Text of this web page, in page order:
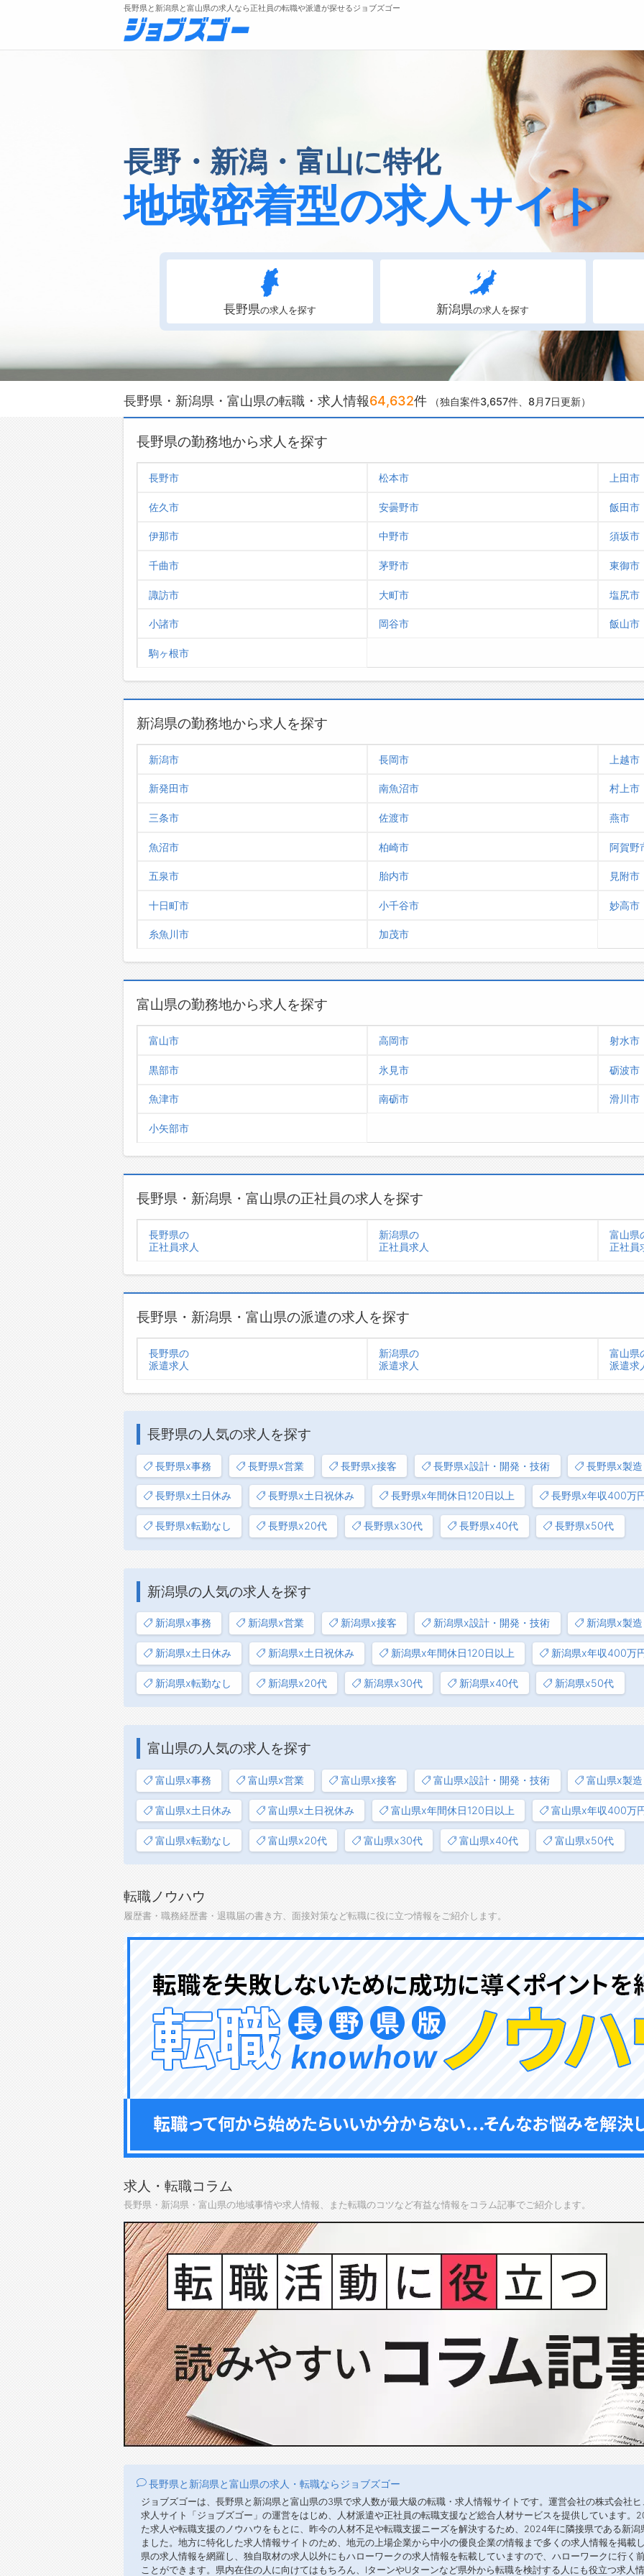
無料会員
トップ
詳細情報で求人を探す
転職支援サービスについて
転職ノウハウ(応募書類の書き方・面接対策な
ど)
転職・採用コラム
長野県と新潟県と富山県の求人なら正社員の転職や派遣が探せるジョブズゴー
長野・新潟・富山に特化
地域密着型の求人サイト
長野県の求人を探す 新潟県の求人を探す
長野県・新潟県・富山県の転職・求人情報64,632件 （独自案件3,657件 、8月7日更新）
長野県の勤務地から求人を探す
長野市 松本市 上田市
佐久市 安曇野市 飯田市
伊那市 中野市 須坂市
千曲市 茅野市 東御市
諏訪市 大町市 塩尻市
小諸市 岡谷市 飯山市
駒ヶ根市
新潟県の勤務地から求人を探す
新潟市 長岡市 上越市
新発田市 南魚沼市 村上市
三条市 佐渡市 燕市
魚沼市 柏崎市 阿賀野
五泉市 胎内市 見附市
十日町市 小千谷市 妙高市
糸魚川市 加茂市
富山県の勤務地から求人を探す
富山市 高岡市 射水市
黒部市 氷見市 砺波市
魚津市 南砺市 滑川市
小矢部市
長野県・新潟県・富山県の正社員の求人を探す
長野県の
正社員求人
新潟県の
正社員求人
富山県
正社員
長野県・新潟県・富山県の派遣の求人を探す
長野県の
派遣求人
新潟県の
派遣求人
富山県
派遣求
長野県の人気の求人を探す
長野県x事務 長野県x営業 長野県x接客 長野県x設計・開発・技術 長野県x製
長野県x土日休み 長野県x土日祝休み 長野県x年間休日120日以上 長野県x年収400万
長野県x転勤なし 長野県x20代 長野県x30代 長野県x40代 長野県x50代
新潟県の人気の求人を探す
新潟県x事務 新潟県x営業 新潟県x接客 新潟県x設計・開発・技術 新潟県x製
新潟県x土日休み 新潟県x土日祝休み 新潟県x年間休日120日以上 新潟県x年収400万
新潟県x転勤なし 新潟県x20代 新潟県x30代 新潟県x40代 新潟県x50代
富山県の人気の求人を探す
富山県x事務 富山県x営業 富山県x接客 富山県x設計・開発・技術 富山県x製
富山県x土日休み 富山県x土日祝休み 富山県x年間休日120日以上 富山県x年収400万
富山県x転勤なし 富山県x20代 富山県x30代 富山県x40代 富山県x50代
転職ノウハウ
履歴書・職務経歴書・退職届の書き方、面接対策など転職に役に立つ情報をご紹介します。
求人・転職コラム
長野県・新潟県・富山県の地域事情や求人情報、また転職のコツなど有益な情報をコラム記事でご紹介します。
長野県と新潟県と富山県の求人・転職ならジョブズゴー
ジョブズゴーは、長野県と新潟県と富山県の3県で求人数が最大級の転職・求人情報サイトです。運営会社の株式会社
求人サイト「ジョブズゴー」の運営をはじめ、人材派遣や正社員の転職支援など総合人材サービスを提供しています。
た求人や転職支援のノウハウをもとに、昨今の人材不足や転職支援ニーズを解決するため、2024年に隣接県である新
ました。地方に特化した求人情報サイトのため、地元の上場企業から中小の優良企業の情報まで多くの求人情報を掲載
県の求人情報を網羅し、独自取材の求人以外にもハローワークの求人情報を転載していますので、ハローワークに行く
ことができます。県内在住の人に向けてはもちろん、IターンやUターンなど県外から転職を検討する人にも役立つ求人